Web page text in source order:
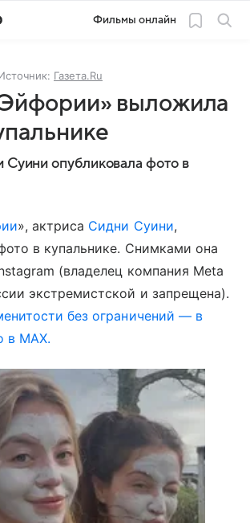
Фильмы онлайн
Газета.Ru
выложила
Суини опубликовала фото в
», актриса Сидни Суини,
в купальнике. Снимками она
(владелец компания Meta
экстремистской и запрещена).
без ограничений — в
в MAX.